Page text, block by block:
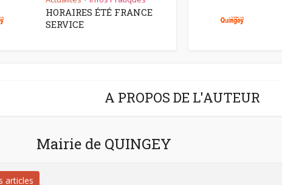
HORAIRES ÉTÉ FRANCE
SERVICE
A PROPOS DE L'AUTEUR
Mairie de QUINGEY
articles